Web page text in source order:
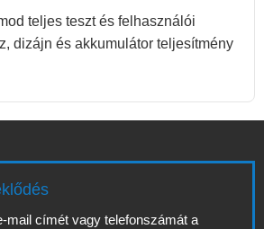
teljes teszt és felhasználói
dizájn és akkumulátor teljesítmény
mail címét vagy telefonszámát a